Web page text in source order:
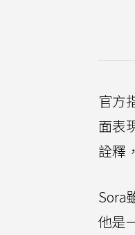
官方
面表
詮釋
Sora
他是